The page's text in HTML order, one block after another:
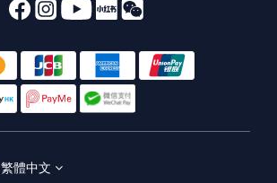
繁體中文